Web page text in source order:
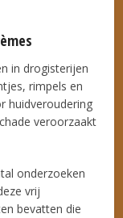
in drogisterijen
rimpels en
huidveroudering
veroorzaakt
onderzoeken
vrij
bevatten die